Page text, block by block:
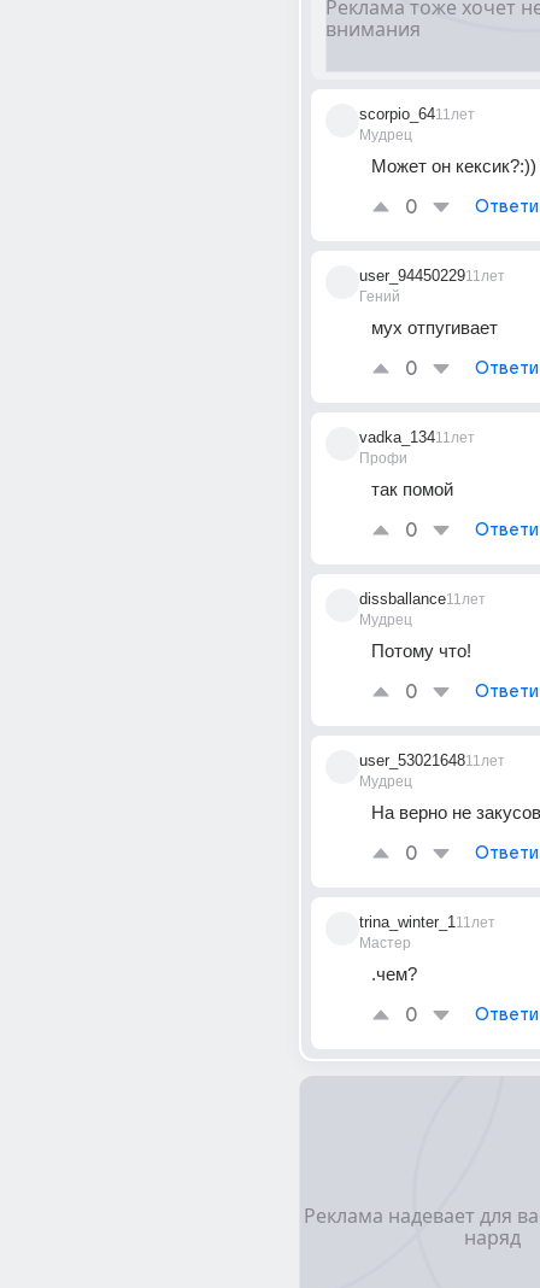
scorpio_64
Мудрец
11лет
Может он кексик?:))
0
user_94450229
Гений
11лет
мух отпугивает
0
vadka_134
Профи
11лет
так помой
0
dissballance
Мудрец
11лет
Потому что!
0
user_53021648
Мудрец
11лет
На верно не
0
trina_winter_1
Мастер
11лет
.чем?
0